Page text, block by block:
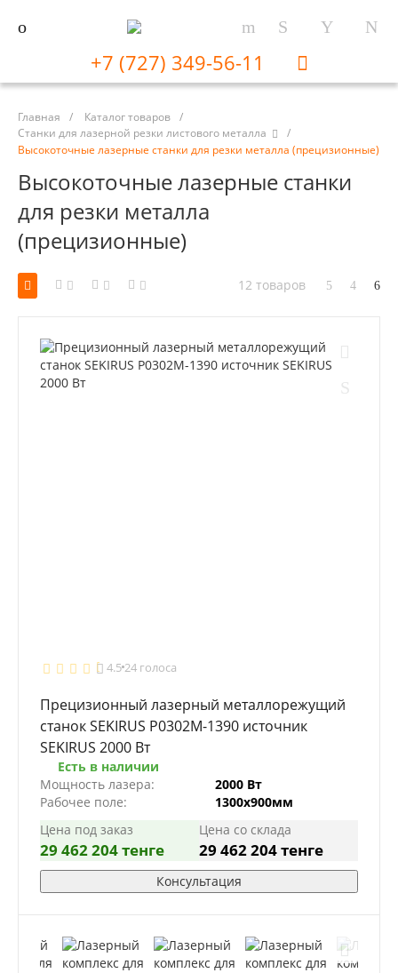
+7 (727) 349-56-11
Главная / Каталог товаров /
Станки для лазерной резки листового металла
/
Высокоточные лазерные станки для резки металла (прецизионные)
Высокоточные лазерные станки
для резки металла
(прецизионные)
12 товаров
4.524 голоса
Прецизионный лазерный металлорежущий
станок SEKIRUS P0302M-1390 источник
SEKIRUS 2000 Вт
Есть в наличии
Мощность лазера:
2000 Вт
Рабочее поле:
1300х900мм
Цена под заказ
29 462 204 тенге
Цена со склада
29 462 204 тенге
Консультация